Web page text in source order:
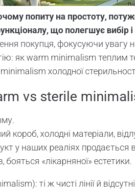
попиту на простоту,
що полегшує вибір
покупця, фокусуючи увагу
як warm minimalism теплим
холодної
vs sterile
короб, холодні матеріали,
у наших реаліях продається
«лікарняної» естетики.
ті ж чисті лінії й